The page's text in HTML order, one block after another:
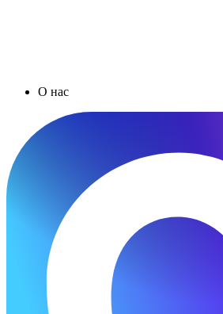
О нас